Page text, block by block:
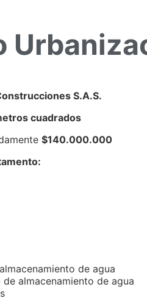
S.A.S.
cuadrados
$140.000.000
de agua
almacenamiento de agua